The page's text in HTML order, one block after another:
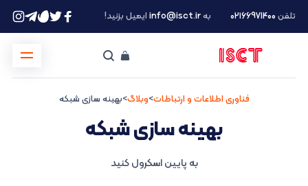
تلفن ۰۲۱66971400 بهinfo@isct.irایمیل بزنید!
فناوری اطلاعات و ارتباطات>وبلاگ>بهینه سازی شبکه
بهینه سازی شبکه
به پایین اسکرول کنید